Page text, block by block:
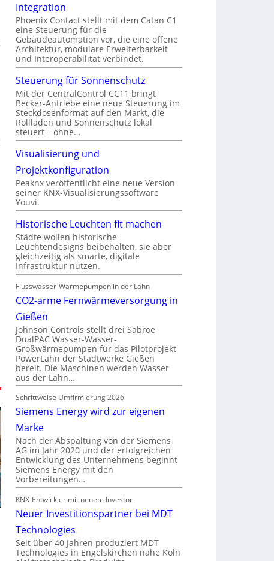
Integration
Phoenix Contact stellt mit dem Catan C1
eine Steuerung für die
Gebäudeautomation vor, die eine offene
Architektur, modulare Erweiterbarkeit
und Interoperabilität verbindet.
Steuerung für Sonnenschutz
Mit der CentralControl CC11 bringt
Becker-Antriebe eine neue Steuerung im
Steckdosenformat auf den Markt, die
Rollläden und Sonnenschutz lokal
steuert – ohne…
Visualisierung und
Projektkonfiguration
Peaknx veröffentlicht eine neue Version
seiner KNX-Visualisierungssoftware
Youvi.
Historische Leuchten fit machen
Städte wollen historische
Leuchtendesigns beibehalten, sie aber
gleichzeitig als smarte, digitale
Infrastruktur nutzen.
Flusswasser-Wärmepumpen in der Lahn
CO2-arme Fernwärmeversorgung in
Gießen
Johnson Controls stellt drei Sabroe
DualPAC Wasser-Wasser-
Großwärmepumpen für das Pilotprojekt
PowerLahn der Stadtwerke Gießen
bereit. Die Maschinen werden Wasser
aus der Lahn…
Schrittweise Umfirmierung 2026
Siemens Energy wird zur eigenen
Marke
Nach der Abspaltung von der Siemens
AG im Jahr 2020 und der erfolgreichen
Entwicklung des Unternehmens beginnt
Siemens Energy mit den
Vorbereitungen…
KNX-Entwickler mit neuem Investor
Neuer Investitionspartner bei MDT
Technologies
Seit über 40 Jahren produziert MDT
Technologies in Engelskirchen nahe Köln